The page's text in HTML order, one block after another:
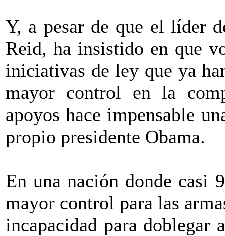
Y, a pesar de que el líder
Reid, ha insistido en que
iniciativas de ley que ya
mayor control en la
apoyos hace impensable
propio presidente Obama.
En una nación donde casi
mayor control para las
incapacidad para doblegar